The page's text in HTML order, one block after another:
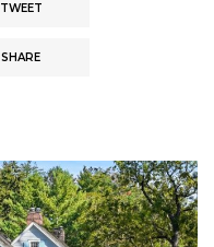
TWEET
SHARE